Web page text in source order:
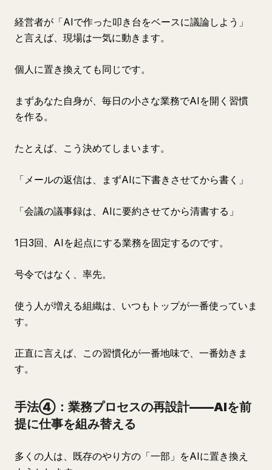
経営者が「AIで作った叩き台をベースに議論しよう」
と言えば、現場は一気に動きます。
個人に置き換えても同じです。
まずあなた自身が、毎日の小さな業務でAIを開く習慣
を作る。
たとえば、こう決めてしまいます。
「メールの返信は、まずAIに下書きさせてから書く」
「会議の議事録は、AIに要約させてから清書する」
1日3回、AIを起点にする業務を固定するのです。
号令ではなく、率先。
使う人が増える組織は、いつもトップが一番使っていま
す。
正直に言えば、この習慣化が一番地味で、一番効きま
す。
手法④：業務プロセスの再設計——AIを前
提に仕事を組み替える
多くの人は、既存のやり方の「一部」をAIに置き換え